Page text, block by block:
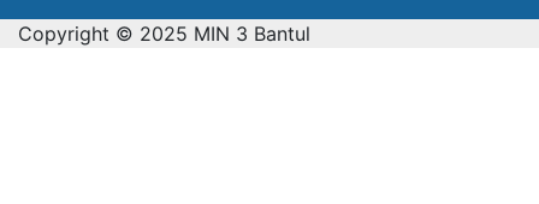
Copyright © 2025 MIN 3 Bantul